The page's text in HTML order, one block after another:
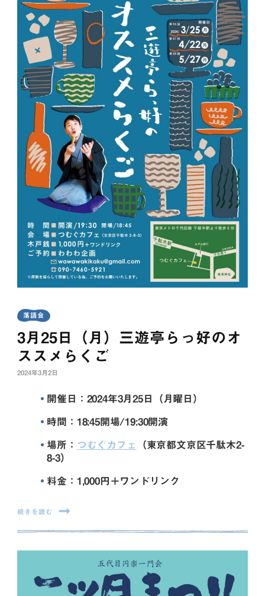
落語会
3月25日（月）三遊亭らっ好のオ
ススメらくご
2024年3月2日
開催日：2024年3月25日（月曜日）
時間：18:45開場/19:30開演
場所： つむぐカフェ
（東京都文京区千駄木2-
8-3）
料金：1,000円＋ワンドリンク
続きを読む